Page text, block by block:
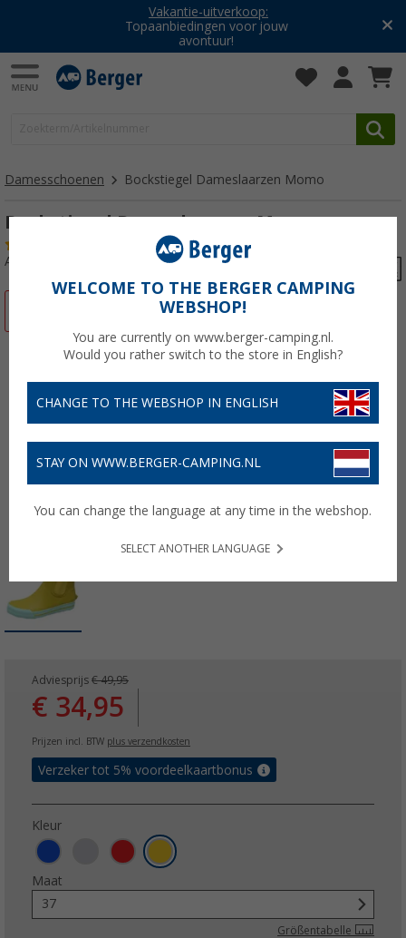
Vakantie-uitverkoop:
Topaanbiedingen voor jouw
avontuur!
Damesschoenen Bockstiegel Dameslaarzen Momo
Bockstiegel Dameslaarzen Momo
Artikelnr: 68739937
Adviesprijs € 49,95
€ 34,95
Prijzen incl. BTW plus verzendkosten
Verzeker tot 5% voordeelkaartbonus
Kleur
Maat
37
Größentabelle
WELCOME TO THE BERGER CAMPING
WEBSHOP!
You are currently on www.berger-camping.nl.
Would you rather switch to the store in English?
CHANGE TO THE WEBSHOP IN ENGLISH
STAY ON WWW.BERGER-CAMPING.NL
You can change the language at any time in the webshop.
SELECT ANOTHER LANGUAGE